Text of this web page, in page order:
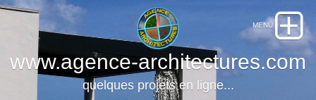
www.agence-architectures.com
quelques projets en ligne...